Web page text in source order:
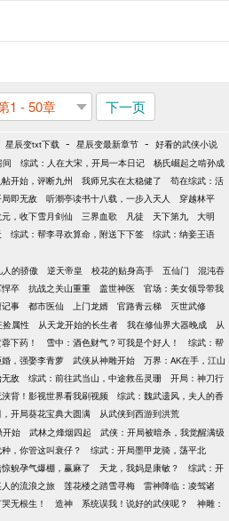
1 - 50章 下一页
星辰变txt下载 - 星辰变最新章节 - 好看的武侠小说
间 综武：人在大宋，开局一本日记
杨氏崛起之啃孙成
开始，评断九州 我师兄实在太稳健了
苟在综武：活
即无敌 听潮亭读书十八载，一步入天人
穿越林平
，收下雪月剑仙 三界血歌 凡徒 天下第九
大明
综武：帮李寻欢算命，附送下下签
综武：纳妾王语
人的骄傲 逆天帝皇 校花的贴身高手 五仙门
混沌吞
卒 抗战之关山重重 盖世神医
官场：美女领导带我
事 都市医仙 上门龙婿 官路青云梯 灭世武修
捡属性 从天龙开始的长生者 我在修仙界大器晚成
从
下药！ 雪中：酒色财气？可我是个好人！
综武：帮
，强娶李青萝 武侠从神雕开始
万界：AK在手，江山
敌 综武：前往武当山，中途救岳灵珊
开局：神刀行
背！影视世界看我刷视频
综武：魏武遗风，夫人的香
开局葵花宝典大圆满 从武侠到西游到洪荒
开始 武林之烽烟四起
武侠：开局被暗杀，我觉醒满级
，你管这叫衰仔？
综武：开局墨甲龙骑，荡平北
鲵孕气爆棚，赢麻了 天龙，我妈是康敏？
综武：开
的流浪之旅 莲花楼之踏雪寻梅
雷神降临：凌驾诸
无根生！ 造神 系统误我！说好的武侠呢？
神雕：